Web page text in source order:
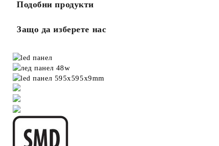
Подобни продукти
Защо да изберете нас